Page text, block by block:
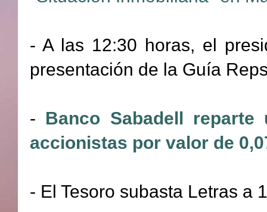
- A las 12:30 horas, el
presentación de la Guía
- Banco Sabadell
accionistas por valor de
- El Tesoro subasta Letras a